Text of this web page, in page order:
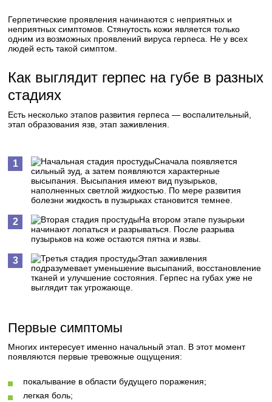
Герпетические проявления начинаются с неприятных и
неприятных симптомов. Стянутость кожи является только
одним из возможных проявлений вируса герпеса. Не у всех
людей есть такой симптом.
Как выглядит герпес на губе в разных
стадиях
Есть несколько этапов развития герпеса — воспалительный,
этап образования язв, этап заживления.
Сначала появляется
сильный зуд, а затем появляются характерные
высыпания. Высыпания имеют вид пузырьков,
наполненных светлой жидкостью. По мере развития
болезни жидкость в пузырьках становится темнее.
На втором этапе пузырьки
начинают лопаться и разрываться. После разрыва
пузырьков на коже остаются пятна и язвы.
Этап заживления
подразумевает уменьшение высыпаний, восстановление
тканей и улучшение состояния. Герпес на губах уже не
выглядит так угрожающе.
Первые симптомы
Многих интересует именно начальный этап. В этот момент
появляются первые тревожные ощущения:
покалывание в области будущего поражения;
легкая боль;